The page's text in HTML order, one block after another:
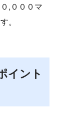
,０００マ
。
イント